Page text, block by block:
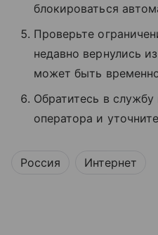
блокироваться
Проверьте
недавно вернулись
может быть
Обратитесь в
оператора и
Россия Интернет